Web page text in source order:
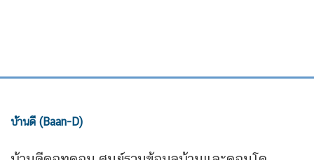
บ้านดี (Baan-D)